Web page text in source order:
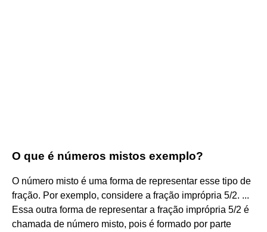
O que é números mistos exemplo?
O número misto é uma forma de representar esse tipo de
fração. Por exemplo, considere a fração imprópria 5/2. ...
Essa outra forma de representar a fração imprópria 5/2 é
chamada de número misto, pois é formado por parte